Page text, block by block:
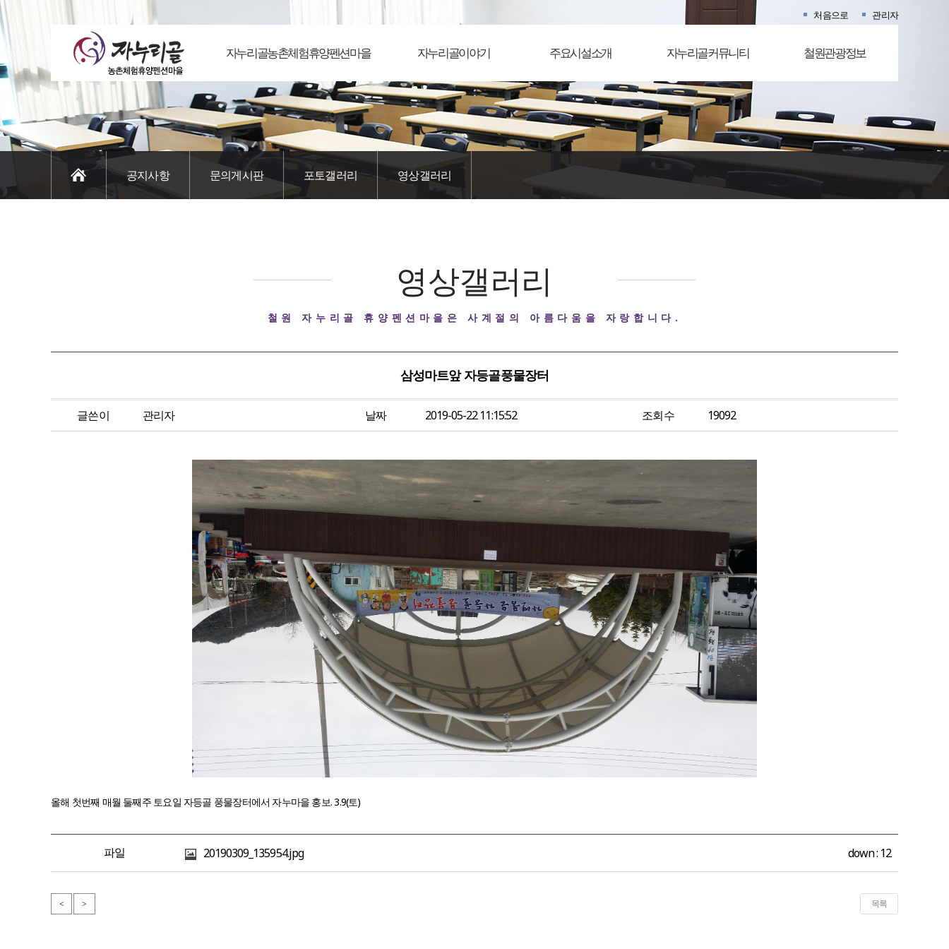
처음으로 관리자
자누리골농촌체험휴양펜션마을 자누리골이야기 주요시설소개 자누리골커뮤니티 철원관광정보
공지사항 문의게시판 포토갤러리 영상갤러리
영상갤러리
철원 자누리골 휴양펜션마을은 사계절의 아름다움을 자랑합니다.
삼성마트앞 자등골풍물장터
글쓴이 관리자 날짜 2019-05-22 11:15:52 조회수 19092
올해 첫번째 매월 둘째주 토요일 자등골 풍물장터에서 자누마을 홍보. 3.9(토)
파일 20190309_135954.jpg down :12
< > 목록